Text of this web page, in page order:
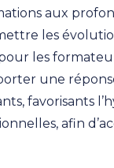
aux
les
les
une
favorisants
afin